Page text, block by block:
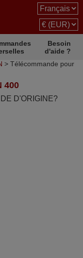
Besoin
d'aide ?
> Télécommande pour
400
D'ORIGINE?